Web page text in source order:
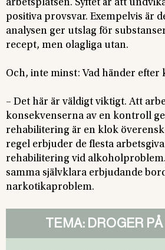
arbetsplatsen. Syftet är att
positiva provsvar. Exempelvis är
analysen ger utslag för
recept, men olagliga utan.
Och, inte minst: Vad händer efter
– Det här är väldigt viktigt. Att
konsekvenserna av en kontroll
rehabilitering är en klok
regel erbjuder de flesta
rehabilitering vid
samma självklara erbjudande
narkotikaproblem.
TEMA: DROGER